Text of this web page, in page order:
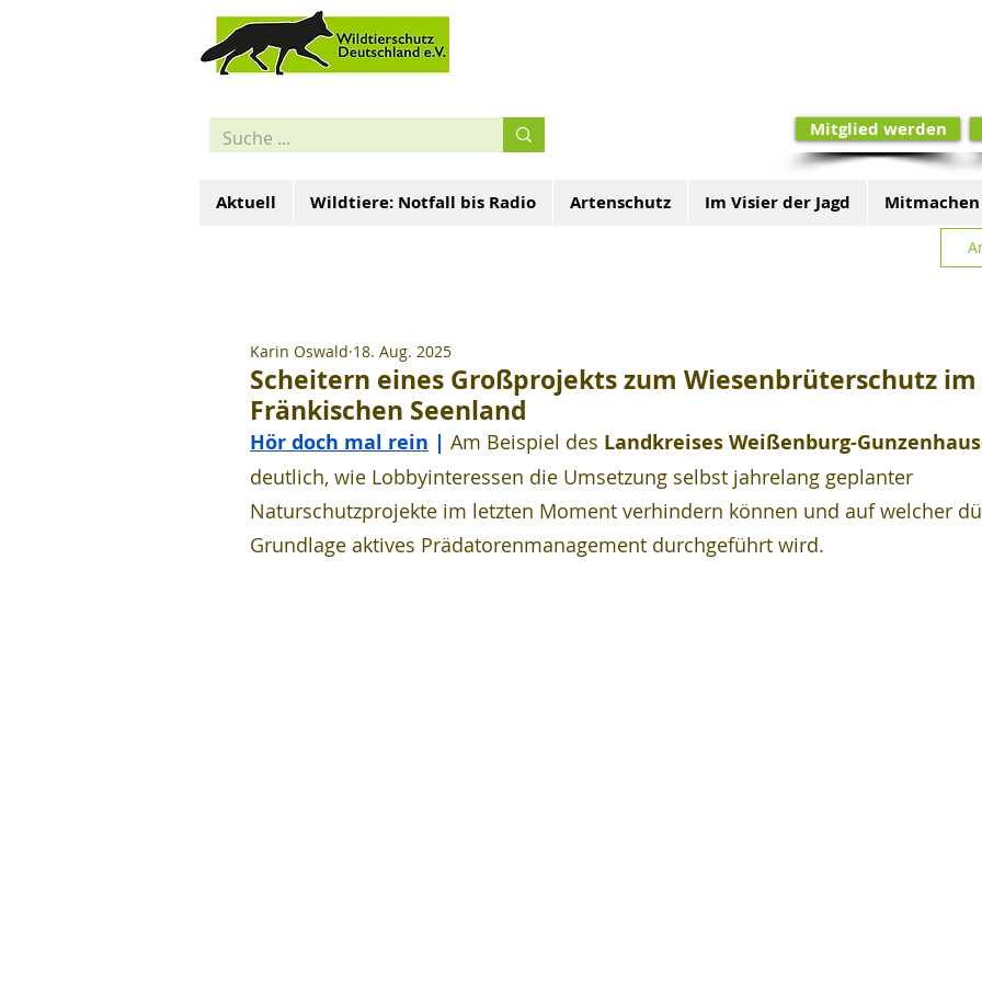
Mitglied werden
Aktuell Wildtiere: Notfall bis Radio Artenschutz Im Visier der Jagd Mitmachen
Scheitern eines Großprojekts zum Wiesenbrüterschutz im
Fränkischen Seenland
Karin Oswald 18. Aug. 2025
Hör doch mal rein | Am Beispiel des Landkreises Weißenburg-
deutlich, wie Lobbyinteressen die Umsetzung selbst jahrelang geplanter
Naturschutzprojekte im letzten Moment verhindern können und auf welcher
Grundlage aktives Prädatorenmanagement durchgeführt wird.